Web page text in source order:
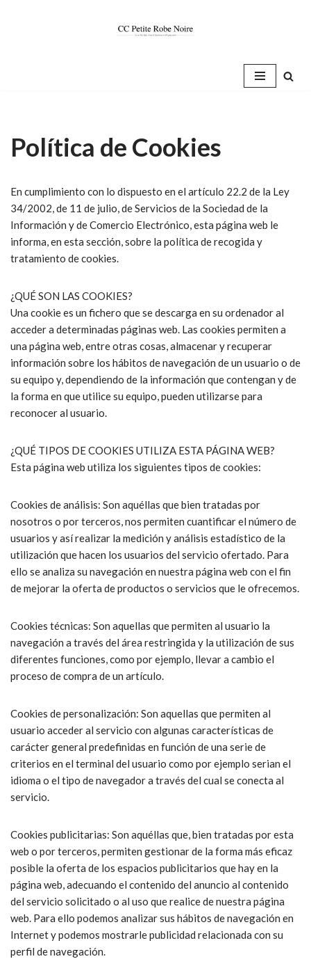
Política de Cookies
En cumplimiento con lo dispuesto en el artículo 22.2 de la Ley
34/2002, de 11 de julio, de Servicios de la Sociedad de la
Información y de Comercio Electrónico, esta página web le
informa, en esta sección, sobre la política de recogida y
tratamiento de cookies.
¿QUÉ SON LAS COOKIES?
Una cookie es un fichero que se descarga en su ordenador al
acceder a determinadas páginas web. Las cookies permiten a
una página web, entre otras cosas, almacenar y recuperar
información sobre los hábitos de navegación de un usuario o de
su equipo y, dependiendo de la información que contengan y de
la forma en que utilice su equipo, pueden utilizarse para
reconocer al usuario.
¿QUÉ TIPOS DE COOKIES UTILIZA ESTA PÁGINA WEB?
Esta página web utiliza los siguientes tipos de cookies:
Cookies de análisis: Son aquéllas que bien tratadas por
nosotros o por terceros, nos permiten cuantificar el número de
usuarios y así realizar la medición y análisis estadístico de la
utilización que hacen los usuarios del servicio ofertado. Para
ello se analiza su navegación en nuestra página web con el fin
de mejorar la oferta de productos o servicios que le ofrecemos.
Cookies técnicas: Son aquellas que permiten al usuario la
navegación a través del área restringida y la utilización de sus
diferentes funciones, como por ejemplo, llevar a cambio el
proceso de compra de un artículo.
Cookies de personalización: Son aquellas que permiten al
usuario acceder al servicio con algunas características de
carácter general predefinidas en función de una serie de
criterios en el terminal del usuario como por ejemplo serian el
idioma o el tipo de navegador a través del cual se conecta al
servicio.
Cookies publicitarias: Son aquéllas que, bien tratadas por esta
web o por terceros, permiten gestionar de la forma más eficaz
posible la oferta de los espacios publicitarios que hay en la
página web, adecuando el contenido del anuncio al contenido
del servicio solicitado o al uso que realice de nuestra página
web. Para ello podemos analizar sus hábitos de navegación en
Internet y podemos mostrarle publicidad relacionada con su
perfil de navegación.